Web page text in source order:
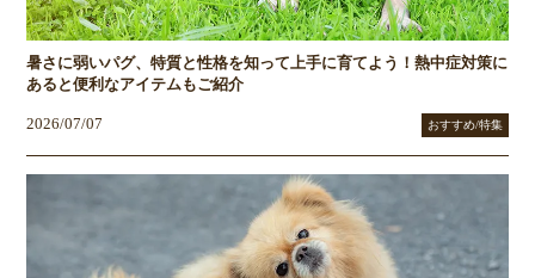
暑さに弱いパグ、特質と性格を知って上手に育てよう！熱中症対策に
あると便利なアイテムもご紹介
2026/07/07 おすすめ/特集